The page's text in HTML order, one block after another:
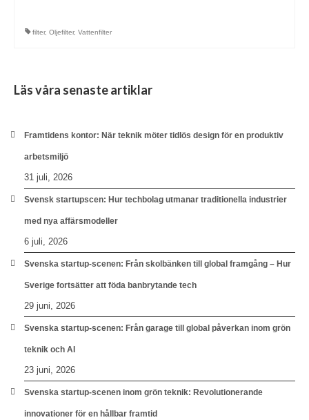
filter, Oljefilter, Vattenfilter
Läs våra senaste artiklar
Framtidens kontor: När teknik möter tidlös design för en produktiv
arbetsmiljö
31 juli, 2026
Svensk startupscen: Hur techbolag utmanar traditionella industrier
med nya affärsmodeller
6 juli, 2026
Svenska startup-scenen: Från skolbänken till global framgång – Hur
Sverige fortsätter att föda banbrytande tech
29 juni, 2026
Svenska startup-scenen: Från garage till global påverkan inom grön
teknik och AI
23 juni, 2026
Svenska startup-scenen inom grön teknik: Revolutionerande
innovationer för en hållbar framtid